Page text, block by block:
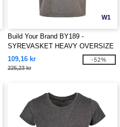
W1
Build Your Brand BY189 -
SYREVASKET HEAVY OVERSIZE
TEE
109,16 kr
225,23 kr
-52%